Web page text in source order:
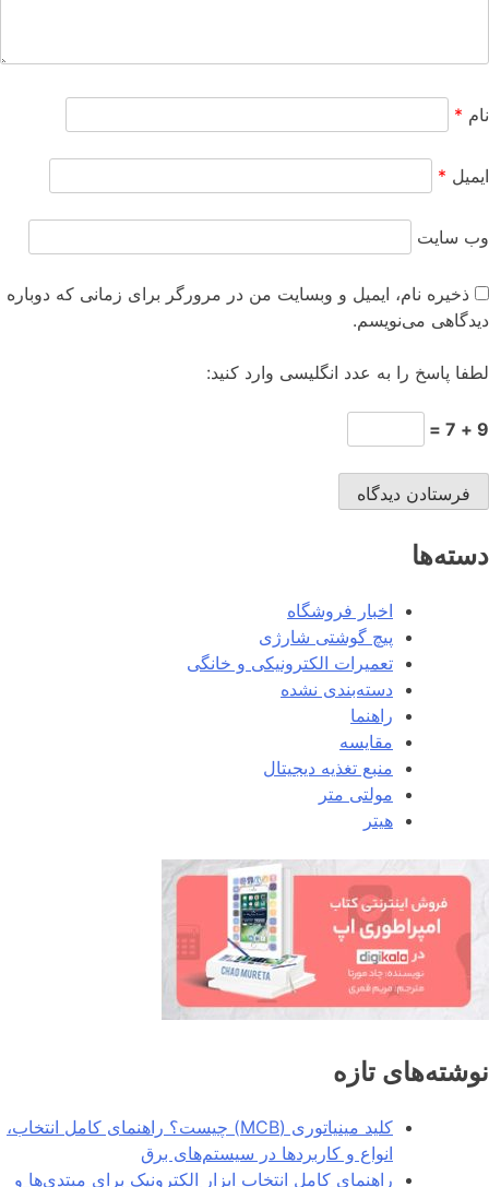
نام *
ایمیل *
وب‌ سایت
ذخیره نام، ایمیل و وبسایت من در مرورگر برای زمانی که دوباره
دیدگاهی می‌نویسم.
لطفا پاسخ را به عدد انگلیسی وارد کنید:
9 + 7 =
دسته‌ها
اخبار فروشگاه
پیچ گوشتی شارژی
تعمیرات الکترونیکی و خانگی
دسته‌بندی نشده
راهنما
مقایسه
منبع تغذیه دیجیتال
مولتی متر
هیتر
نوشته‌های تازه
کلید مینیاتوری (MCB) چیست؟ راهنمای کامل انتخاب،
انواع و کاربردها در سیستم‌های برق
راهنمای کامل انتخاب ابزار الکترونیک برای مبتدی‌ها و